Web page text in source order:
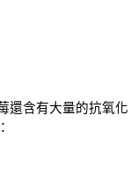
還含有大量的抗氧化